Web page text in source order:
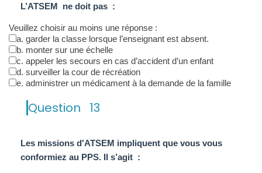
L’ATSEM ne doit pas :
Veuillez choisir au moins une réponse :
a. garder la classe lorsque l’enseignant est absent.
b. monter sur une échelle
c. appeler les secours en cas d’accident d’un enfant
d. surveiller la cour de récréation
e. administrer un médicament à la demande de la famille
Question 13
Les missions d'ATSEM impliquent que vous vous
conformiez au PPS. Il s’agit :